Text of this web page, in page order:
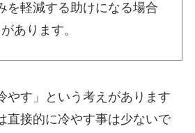
を軽減する助けになる場合
があります。
やす」という考えがあります
直接的に冷やす事は少ないで